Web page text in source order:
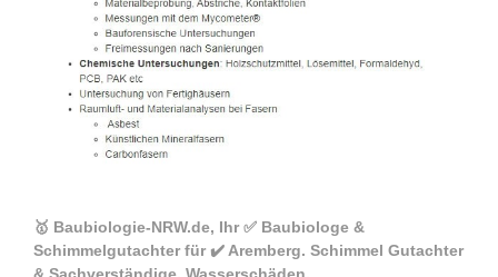
🥇 Baubiologie-NRW.de, Ihr ✅ Baubiologe &
Schimmelgutachter für ✔️ Aremberg. Schimmel Gutachter